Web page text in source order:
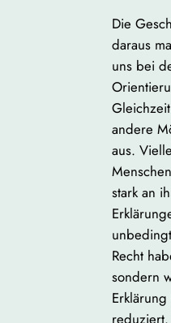
Die
daraus
uns bei
andere
aus.
stark an
Recht
sondern